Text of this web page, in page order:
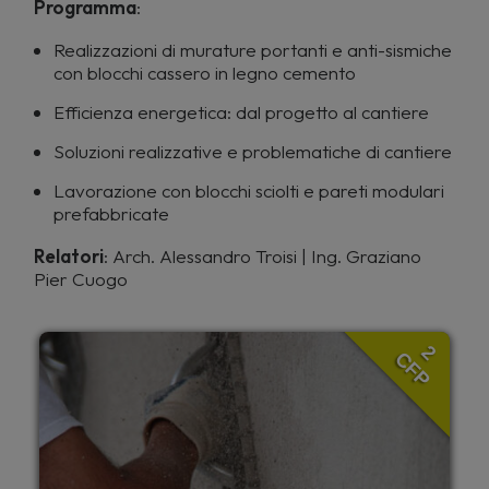
Programma:
Realizzazioni di murature portanti e anti-sismiche
con blocchi cassero in legno cemento
Efficienza energetica: dal progetto al cantiere
Soluzioni realizzative e problematiche di cantiere
Lavorazione con blocchi sciolti e pareti modulari
prefabbricate
Relatori: Arch. Alessandro Troisi | Ing. Graziano
Pier Cuogo
2
CFP